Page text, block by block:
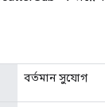
বর্তমান সুযোগ